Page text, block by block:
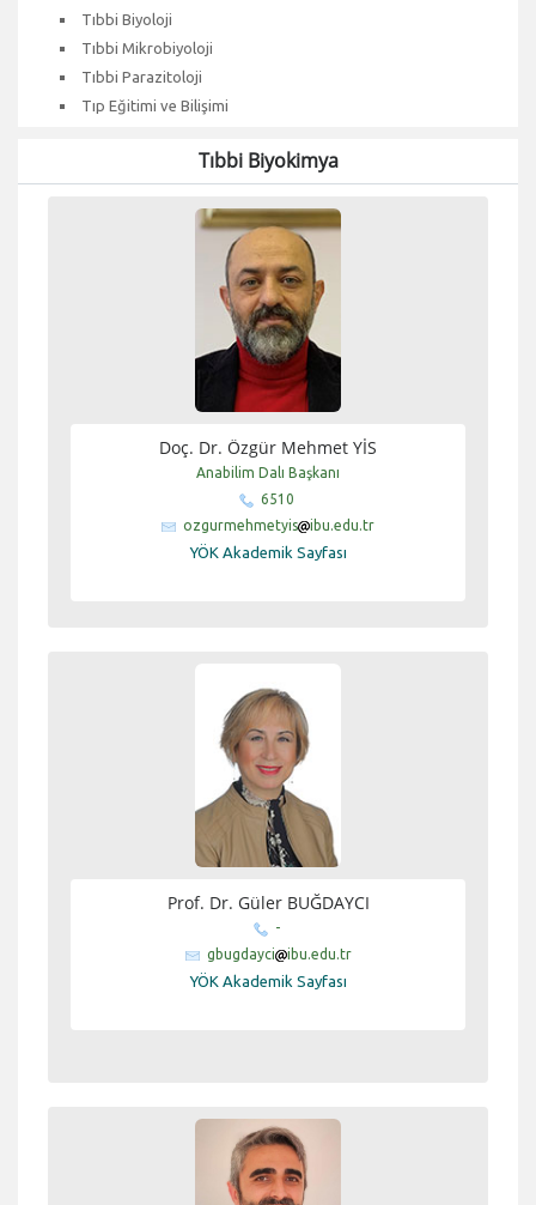
Tıbbi Biyoloji
Tıbbi Mikrobiyoloji
Tıbbi Parazitoloji
Tıp Eğitimi ve Bilişimi
Tıbbi Biyokimya
Doç. Dr. Özgür Mehmet YİS
Anabilim Dalı Başkanı
6510
ozgurmehmetyis
ibu.edu.tr
YÖK Akademik Sayfası
Prof. Dr. Güler BUĞDAYCI
-
gbugdayci
ibu.edu.tr
YÖK Akademik Sayfası